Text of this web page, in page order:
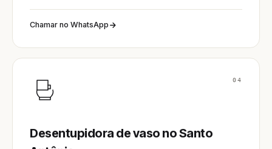
Chamar no WhatsApp
04
Desentupidora de vaso no Santo